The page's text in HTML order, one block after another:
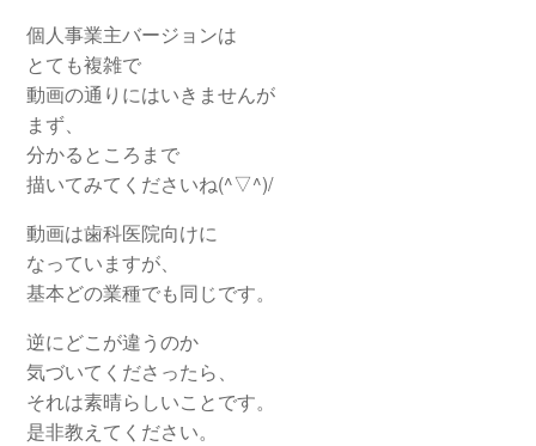
個人事業主バージョンは
とても複雑で
動画の通りにはいきませんが
まず、
分かるところまで
描いてみてくださいね(^▽^)/
動画は歯科医院向けに
なっていますが、
基本どの業種でも同じです。
逆にどこが違うのか
気づいてくださったら、
それは素晴らしいことです。
是非教えてください。